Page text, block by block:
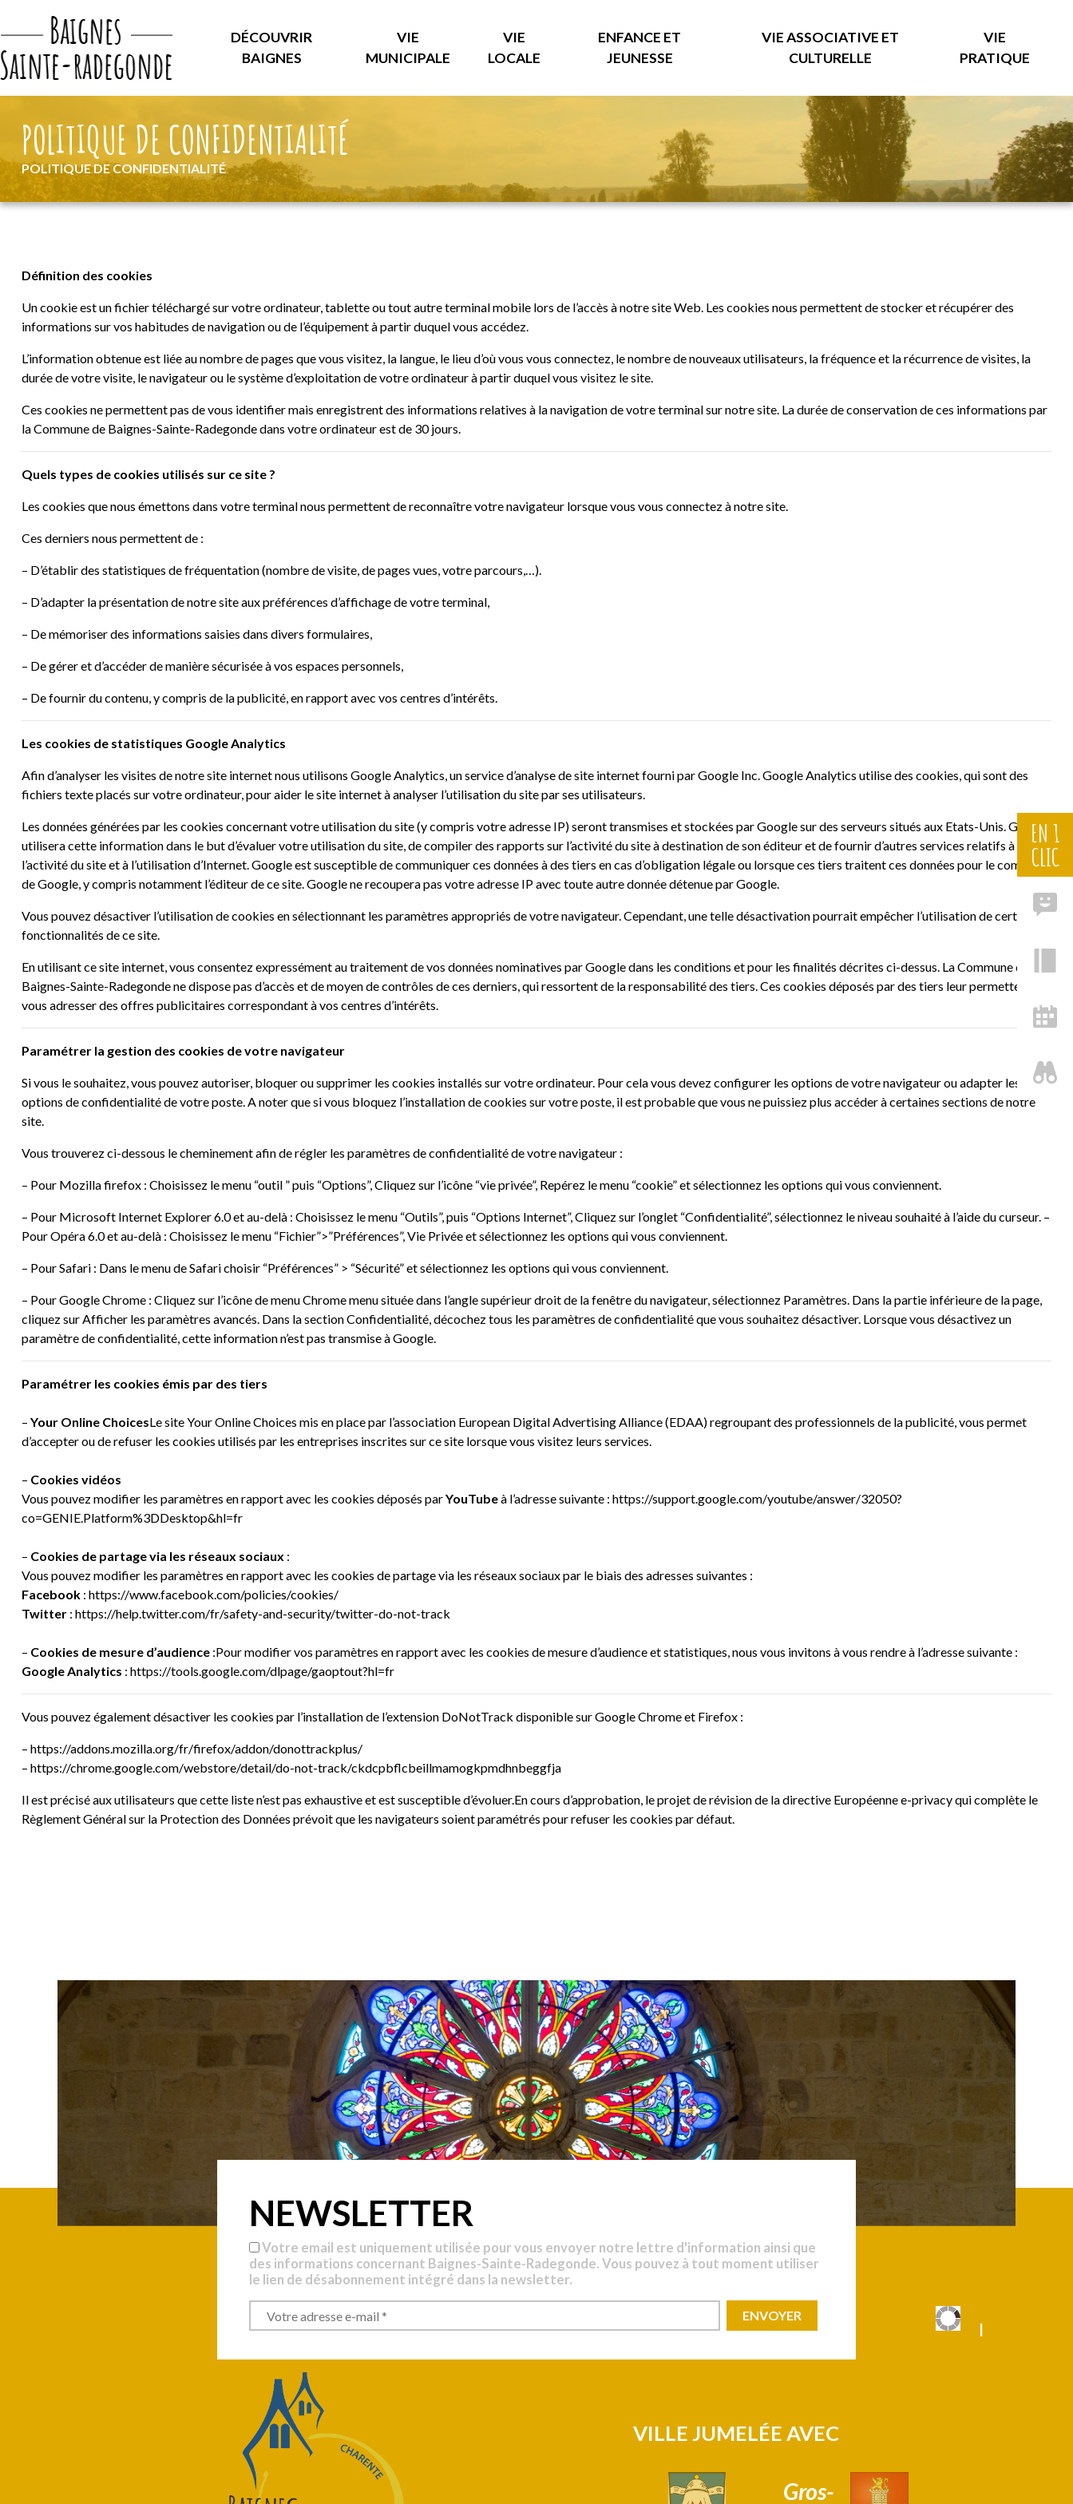
DÉCOUVRIR
BAIGNES
VIE
MUNICIPALE
VIE
LOCALE
ENFANCE ET
JEUNESSE
VIE ASSOCIATIVE ET
CULTURELLE
VIE
PRATIQUE
POLITIQUE DE CONFIDENTIALITÉ
POLITIQUE DE CONFIDENTIALITÉ
Définition des cookies
Un cookie est un fichier téléchargé sur votre ordinateur, tablette ou tout autre terminal mobile lors de l’accès à notre site Web. Les cookies nous permettent de stocker et récupérer des
informations sur vos habitudes de navigation ou de l’équipement à partir duquel vous accédez.
L’information obtenue est liée au nombre de pages que vous visitez, la langue, le lieu d’où vous vous connectez, le nombre de nouveaux utilisateurs, la fréquence et la récurrence de visites, la
durée de votre visite, le navigateur ou le système d’exploitation de votre ordinateur à partir duquel vous visitez le site.
Ces cookies ne permettent pas de vous identifier mais enregistrent des informations relatives à la navigation de votre terminal sur notre site. La durée de conservation de ces informations par
la Commune de Baignes-Sainte-Radegonde dans votre ordinateur est de 30 jours.
Quels types de cookies utilisés sur ce site ?
Les cookies que nous émettons dans votre terminal nous permettent de reconnaître votre navigateur lorsque vous vous connectez à notre site.
Ces derniers nous permettent de :
– D’établir des statistiques de fréquentation (nombre de visite, de pages vues, votre parcours,…).
– D’adapter la présentation de notre site aux préférences d’affichage de votre terminal,
– De mémoriser des informations saisies dans divers formulaires,
– De gérer et d’accéder de manière sécurisée à vos espaces personnels,
– De fournir du contenu, y compris de la publicité, en rapport avec vos centres d’intérêts.
Les cookies de statistiques Google Analytics
Afin d’analyser les visites de notre site internet nous utilisons Google Analytics, un service d’analyse de site internet fourni par Google Inc. Google Analytics utilise des cookies, qui sont des
fichiers texte placés sur votre ordinateur, pour aider le site internet à analyser l’utilisation du site par ses utilisateurs.
Les données générées par les cookies concernant votre utilisation du site (y compris votre adresse IP) seront transmises et stockées par Google sur des serveurs situés aux Etats-Unis. Google
utilisera cette information dans le but d’évaluer votre utilisation du site, de compiler des rapports sur l’activité du site à destination de son éditeur et de fournir d’autres services relatifs à
l’activité du site et à l’utilisation d’Internet. Google est susceptible de communiquer ces données à des tiers en cas d’obligation légale ou lorsque ces tiers traitent ces données pour le compte
de Google, y compris notamment l’éditeur de ce site. Google ne recoupera pas votre adresse IP avec toute autre donnée détenue par Google.
Vous pouvez désactiver l’utilisation de cookies en sélectionnant les paramètres appropriés de votre navigateur. Cependant, une telle désactivation pourrait empêcher l’utilisation de certaines
fonctionnalités de ce site.
En utilisant ce site internet, vous consentez expressément au traitement de vos données nominatives par Google dans les conditions et pour les finalités décrites ci-dessus. La Commune de
Baignes-Sainte-Radegonde ne dispose pas d’accès et de moyen de contrôles de ces derniers, qui ressortent de la responsabilité des tiers. Ces cookies déposés par des tiers leur permettent de
vous adresser des offres publicitaires correspondant à vos centres d’intérêts.
Paramétrer la gestion des cookies de votre navigateur
Si vous le souhaitez, vous pouvez autoriser, bloquer ou supprimer les cookies installés sur votre ordinateur. Pour cela vous devez configurer les options de votre navigateur ou adapter les
options de confidentialité de votre poste. A noter que si vous bloquez l’installation de cookies sur votre poste, il est probable que vous ne puissiez plus accéder à certaines sections de notre
site.
Vous trouverez ci-dessous le cheminement afin de régler les paramètres de confidentialité de votre navigateur :
– Pour Mozilla firefox : Choisissez le menu “outil ” puis “Options”, Cliquez sur l’icône “vie privée”, Repérez le menu “cookie” et sélectionnez les options qui vous conviennent.
– Pour Microsoft Internet Explorer 6.0 et au-delà : Choisissez le menu “Outils”, puis “Options Internet”, Cliquez sur l’onglet “Confidentialité”, sélectionnez le niveau souhaité à l’aide du curseur. –
Pour Opéra 6.0 et au-delà : Choisissez le menu “Fichier”>”Préférences”, Vie Privée et sélectionnez les options qui vous conviennent.
– Pour Safari : Dans le menu de Safari choisir “Préférences” > “Sécurité” et sélectionnez les options qui vous conviennent.
– Pour Google Chrome : Cliquez sur l’icône de menu Chrome menu située dans l’angle supérieur droit de la fenêtre du navigateur, sélectionnez Paramètres. Dans la partie inférieure de la page,
cliquez sur Afficher les paramètres avancés. Dans la section Confidentialité, décochez tous les paramètres de confidentialité que vous souhaitez désactiver. Lorsque vous désactivez un
paramètre de confidentialité, cette information n’est pas transmise à Google.
Paramétrer les cookies émis par des tiers
– Your Online ChoicesLe siteYour Online Choices mis en place par l’association European Digital Advertising Alliance (EDAA) regroupant des professionnels de la publicité, vous permet
d’accepter ou de refuser les cookies utilisés par les entreprises inscrites sur ce site lorsque vous visitez leurs services.
– Cookies vidéos
Vous pouvez modifier les paramètres en rapport avec les cookies déposés parYouTubeà l’adresse suivante : https://support.google.com/youtube/answer/32050?
co=GENIE.Platform%3DDesktop&hl=fr
– Cookies de partage via les réseaux sociaux :
Vous pouvez modifier les paramètres en rapport avec les cookies de partage via les réseaux sociaux par le biais des adresses suivantes :
Facebook : https://www.facebook.com/policies/cookies/
Twitter : https://help.twitter.com/fr/safety-and-security/twitter-do-not-track
– Cookies de mesure d’audience :Pour modifier vos paramètres en rapport avec les cookies de mesure d’audience et statistiques, nous vous invitons à vous rendre à l’adresse suivante :
Google Analytics : https://tools.google.com/dlpage/gaoptout?hl=fr
Vous pouvez également désactiver les cookies par l’installation de l’extension DoNotTrack disponible sur Google Chrome et Firefox :
– https://addons.mozilla.org/fr/firefox/addon/donottrackplus/
– https://chrome.google.com/webstore/detail/do-not-track/ckdcpbflcbeillmamogkpmdhnbeggfja
Il est précisé aux utilisateurs que cette liste n’est pas exhaustive et est susceptible d’évoluer.En cours d’approbation, le projet de révision de la directive Européenne e-privacy qui complète le
Règlement Général sur la Protection des Données prévoit que les navigateurs soient paramétrés pour refuser les cookies par défaut.
EN 1
CLIC
NEWSLETTER
Votre email est uniquement utilisée pour vous envoyer notre lettre d'information ainsi que
des informations concernant Baignes-Sainte-Radegonde. Vous pouvez à tout moment utiliser
le lien de désabonnement intégré dans la newsletter.
|
|
VILLE JUMELÉE AVEC
Gros-